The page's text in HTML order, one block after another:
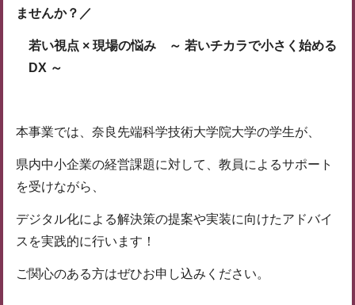
ませんか？／
若い視点 × 現場の悩み ～ 若いチカラで小さく始める
DX ～
本事業では、奈良先端科学技術大学院大学の学生が、
県内中小企業の経営課題に対して、教員によるサポート
を受けながら、
デジタル化による解決策の提案や実装に向けたアドバイ
スを実践的に行います！
ご関心のある方はぜひお申し込みください。